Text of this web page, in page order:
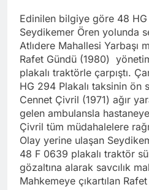
Edinilen bilgiye göre 48 HG
Seydikemer Ören yolunda
Atlıdere Mahallesi Yarbaşı
Rafet Gündü (1980)
plakalı traktörle çarpıştı.
HG 294 Plakalı taksinin ön
Cennet Çivril (1971) ağır
gelen ambulansla
Çivril tüm müdahalelere
Olay yerine ulaşan
48 F 0639 plakalı traktör
gözaltına alarak savcılık
Mahkemeye çıkartılan